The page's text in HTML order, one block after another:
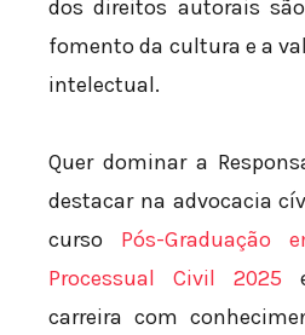
dos direitos autorais
fomento da cultura e a
intelectual.
Quer dominar a
destacar na advocacia
curso Pós-
Processual Civil 2025
carreira com